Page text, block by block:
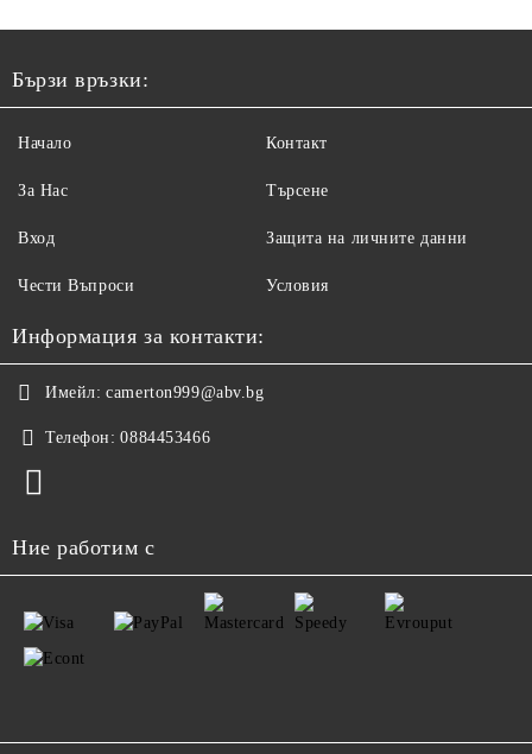
Бързи връзки:
Начало
За Нас
Вход
Чести Въпроси
Контакт
Търсене
Защита на личните данни
Условия
Информация за контакти:
Имейл: camerton999@abv.bg
Телефон: 0884453466
Ние работим с